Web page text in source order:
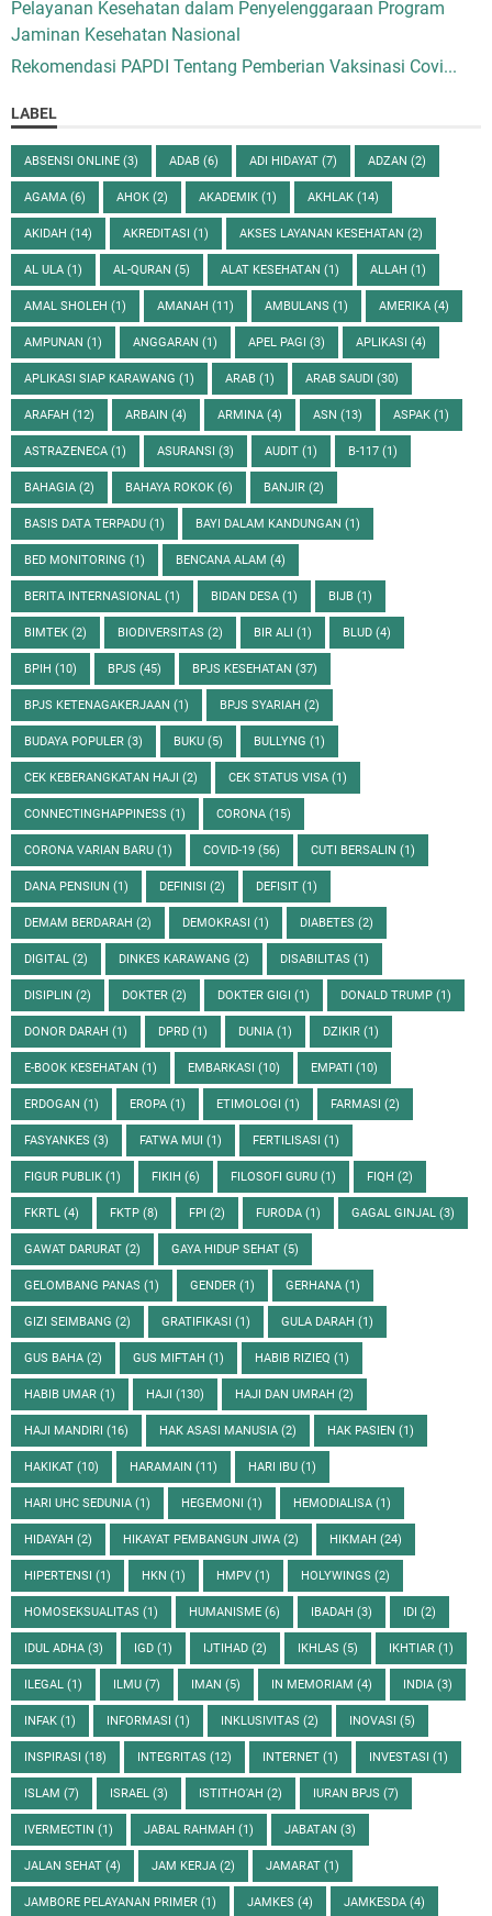
Pelayanan Kesehatan dalam Penyelenggaraan Program
Jaminan Kesehatan Nasional
Rekomendasi PAPDI Tentang Pemberian Vaksinasi Covi...
LABEL
ABSENSI ONLINE (3) ADAB (6) ADI HIDAYAT (7) ADZAN (2)
AGAMA (6) AHOK (2) AKADEMIK (1) AKHLAK (14)
AKIDAH (14) AKREDITASI (1) AKSES LAYANAN KESEHATAN (2)
AL ULA (1) AL-QURAN (5) ALAT KESEHATAN (1) ALLAH (1)
AMAL SHOLEH (1) AMANAH (11) AMBULANS (1) AMERIKA (4)
AMPUNAN (1) ANGGARAN (1) APEL PAGI (3) APLIKASI (4)
APLIKASI SIAP KARAWANG (1) ARAB (1) ARAB SAUDI (30)
ARAFAH (12) ARBAIN (4) ARMINA (4) ASN (13) ASPAK (1)
ASTRAZENECA (1) ASURANSI (3) AUDIT (1) B-117 (1)
BAHAGIA (2) BAHAYA ROKOK (6) BANJIR (2)
BASIS DATA TERPADU (1) BAYI DALAM KANDUNGAN (1)
BED MONITORING (1) BENCANA ALAM (4)
BERITA INTERNASIONAL (1) BIDAN DESA (1) BIJB (1)
BIMTEK (2) BIODIVERSITAS (2) BIR ALI (1) BLUD (4)
BPIH (10) BPJS (45) BPJS KESEHATAN (37)
BPJS KETENAGAKERJAAN (1) BPJS SYARIAH (2)
BUDAYA POPULER (3) BUKU (5) BULLYNG (1)
CEK KEBERANGKATAN HAJI (2) CEK STATUS VISA (1)
CONNECTINGHAPPINESS (1) CORONA (15)
CORONA VARIAN BARU (1) COVID-19 (56) CUTI BERSALIN (1)
DANA PENSIUN (1) DEFINISI (2) DEFISIT (1)
DEMAM BERDARAH (2) DEMOKRASI (1) DIABETES (2)
DIGITAL (2) DINKES KARAWANG (2) DISABILITAS (1)
DISIPLIN (2) DOKTER (2) DOKTER GIGI (1) DONALD TRUMP (1)
DONOR DARAH (1) DPRD (1) DUNIA (1) DZIKIR (1)
E-BOOK KESEHATAN (1) EMBARKASI (10) EMPATI (10)
ERDOGAN (1) EROPA (1) ETIMOLOGI (1) FARMASI (2)
FASYANKES (3) FATWA MUI (1) FERTILISASI (1)
FIGUR PUBLIK (1) FIKIH (6) FILOSOFI GURU (1) FIQH (2)
FKRTL (4) FKTP (8) FPI (2) FURODA (1) GAGAL GINJAL (3)
GAWAT DARURAT (2) GAYA HIDUP SEHAT (5)
GELOMBANG PANAS (1) GENDER (1) GERHANA (1)
GIZI SEIMBANG (2) GRATIFIKASI (1) GULA DARAH (1)
GUS BAHA (2) GUS MIFTAH (1) HABIB RIZIEQ (1)
HABIB UMAR (1) HAJI (130) HAJI DAN UMRAH (2)
HAJI MANDIRI (16) HAK ASASI MANUSIA (2) HAK PASIEN (1)
HAKIKAT (10) HARAMAIN (11) HARI IBU (1)
HARI UHC SEDUNIA (1) HEGEMONI (1) HEMODIALISA (1)
HIDAYAH (2) HIKAYAT PEMBANGUN JIWA (2) HIKMAH (24)
HIPERTENSI (1) HKN (1) HMPV (1) HOLYWINGS (2)
HOMOSEKSUALITAS (1) HUMANISME (6) IBADAH (3) IDI (2)
IDUL ADHA (3) IGD (1) IJTIHAD (2) IKHLAS (5) IKHTIAR (1)
ILEGAL (1) ILMU (7) IMAN (5) IN MEMORIAM (4) INDIA (3)
INFAK (1) INFORMASI (1) INKLUSIVITAS (2) INOVASI (5)
INSPIRASI (18) INTEGRITAS (12) INTERNET (1) INVESTASI (1)
ISLAM (7) ISRAEL (3) ISTITHO'AH (2) IURAN BPJS (7)
IVERMECTIN (1) JABAL RAHMAH (1) JABATAN (3)
JALAN SEHAT (4) JAM KERJA (2) JAMARAT (1)
JAMBORE PELAYANAN PRIMER (1) JAMKES (4) JAMKESDA (4)